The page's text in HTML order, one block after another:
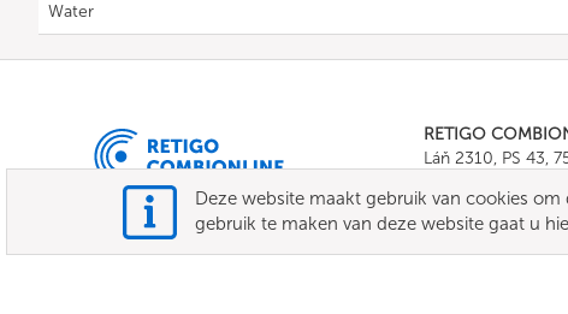
Water
RETIGO
Láň 2310, PS 43,
E-mail:
Deze website maakt gebruik van cookies
gebruik te maken van deze website gaat u